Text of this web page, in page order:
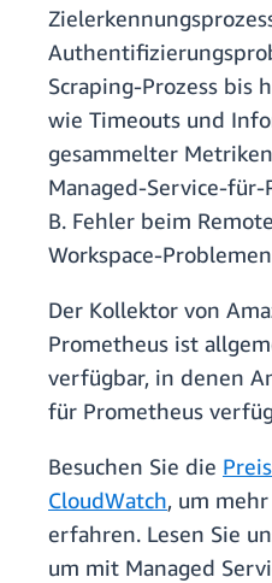
Scraping-Prozess bis
wie Timeouts und
gesammelter
Managed-Service-für-
B. Fehler beim
Workspace-
Der Kollektor von
Prometheus ist
verfügbar, in denen
für Prometheus
Besuchen Sie die
CloudWatch, um
erfahren. Lesen Sie
um mit Managed